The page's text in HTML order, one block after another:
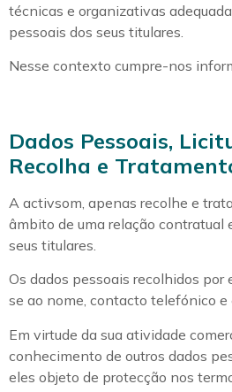
técnicas e organizativas
pessoais dos seus titulares.
Nesse contexto cumpre-nos
Dados Pessoais,
Recolha e
A activsom, apenas recolhe e
âmbito de uma relação contratual
seus titulares.
Os dados pessoais recolhidos por
se ao nome, contacto telefónico e
Em virtude da sua atividade
conhecimento de outros dados
eles objeto de protecção nos